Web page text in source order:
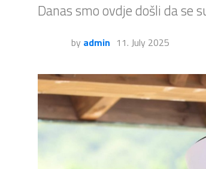
Danas smo ovdje došli da se
by admin 11. July 2025